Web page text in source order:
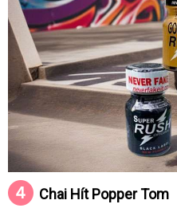
Chai HítPopper Tom